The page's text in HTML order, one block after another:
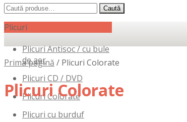
Caută
Caută
Plicuri
Plicuri Antisoc / cu bule
de aer
Plicuri CD / DVD
Plicuri Colorate
Plicuri cu burduf
Prima pagină / Plicuri Colorate
Plicuri Colorate